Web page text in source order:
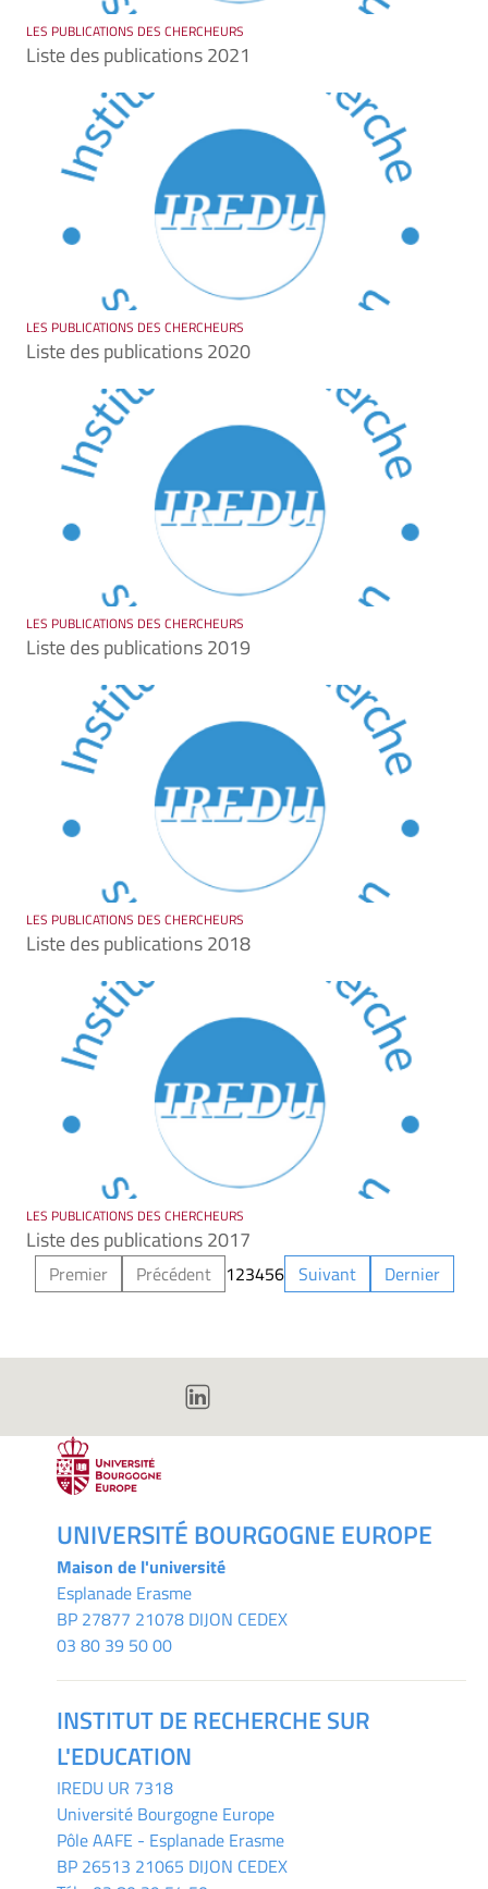
LES PUBLICATIONS DES CHERCHEURS
Liste des publications 2021
LES PUBLICATIONS DES CHERCHEURS
Liste des publications 2020
LES PUBLICATIONS DES CHERCHEURS
Liste des publications 2019
LES PUBLICATIONS DES CHERCHEURS
Liste des publications 2018
LES PUBLICATIONS DES CHERCHEURS
Liste des publications 2017
Premier Précédent 123456 Suivant Dernier
UNIVERSITÉ BOURGOGNE EUROPE
Maison de l'université
Esplanade Erasme
BP 27877 21078 DIJON CEDEX
03 80 39 50 00
INSTITUT DE RECHERCHE SUR
L'EDUCATION
IREDU UR 7318
Université Bourgogne Europe
Pôle AAFE - Esplanade Erasme
BP 26513 21065 DIJON CEDEX